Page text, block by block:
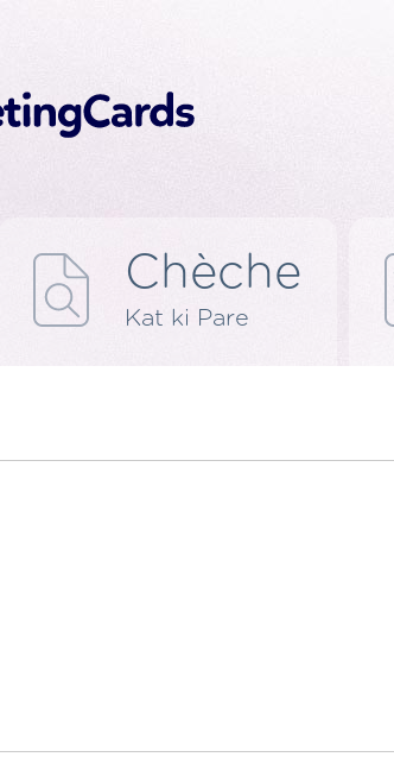
Chèche
Kat ki Pare